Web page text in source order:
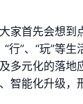
家首先会想到
“行”、“玩”等
多元化的落地
智能化升级，